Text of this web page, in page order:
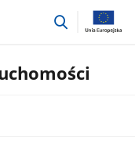
przejdź